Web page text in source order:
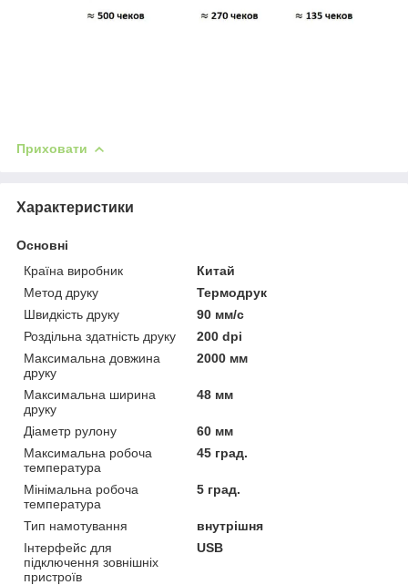
Приховати
Характеристики
Основні
Країна виробник
Китай
Метод друку
Термодрук
Швидкість друку
90 мм/с
Роздільна здатність друку
200 dpi
Максимальна довжина
друку
2000 мм
Максимальна ширина
друку
48 мм
Діаметр рулону
60 мм
Максимальна робоча
температура
45 град.
Мінімальна робоча
температура
5 град.
Тип намотування
внутрішня
Інтерфейс для
підключення зовнішніх
пристроїв
USB